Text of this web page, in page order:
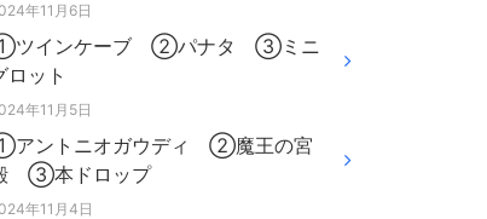
年11月6日
インケーブ ②パナタ ③ミニ
ロット
年11月5日
ントニオガウディ ②魔王の宮
③本ドロップ
年11月4日